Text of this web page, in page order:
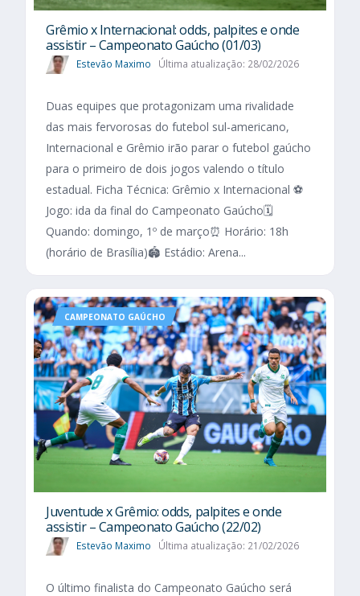
Grêmio x Internacional: odds, palpites e onde
assistir – Campeonato Gaúcho (01/03)
Estevão Maximo Última atualização: 28/02/2026
Duas equipes que protagonizam uma rivalidade
das mais fervorosas do futebol sul-americano,
Internacional e Grêmio irão parar o futebol gaúcho
para o primeiro de dois jogos valendo o título
estadual. Ficha Técnica: Grêmio x Internacional ⚽
Jogo: ida da final do Campeonato Gaúcho🗓️
Quando: domingo, 1º de março⏰ Horário: 18h
(horário de Brasília)🏟️ Estádio: Arena...
CAMPEONATO GAÚCHO
Juventude x Grêmio: odds, palpites e onde
assistir – Campeonato Gaúcho (22/02)
Estevão Maximo Última atualização: 21/02/2026
O último finalista do Campeonato Gaúcho será